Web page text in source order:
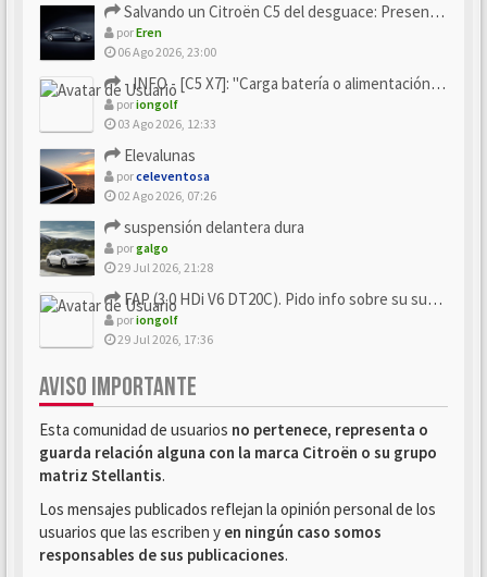
Salvando un Citroën C5 del desguace: Presentación y seguimiento
porEren
06 Ago 2026, 23:00
- INFO - [C5 X7]: "Carga batería o alimentación eléctri...
poriongolf
03 Ago 2026, 12:33
Elevalunas
porceleventosa
02 Ago 2026, 07:26
suspensión delantera dura
porgalgo
29 Jul 2026, 21:28
FAP (3.0 HDi V6 DT20C). Pido info sobre su sustitución
poriongolf
29 Jul 2026, 17:36
AVISO IMPORTANTE
Esta comunidad de usuarios no pertenece, representa o
guarda relación alguna con la marca Citroën o su grupo
matriz Stellantis.
Los mensajes publicados reflejan la opinión personal de los
usuarios que las escriben y en ningún caso somos
responsables de sus publicaciones.